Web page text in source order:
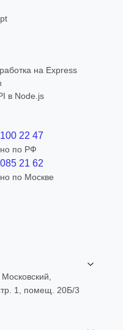
на Express
в Node.js
22 47
по РФ
21 62
по Москве
1, помещ. 20Б/3